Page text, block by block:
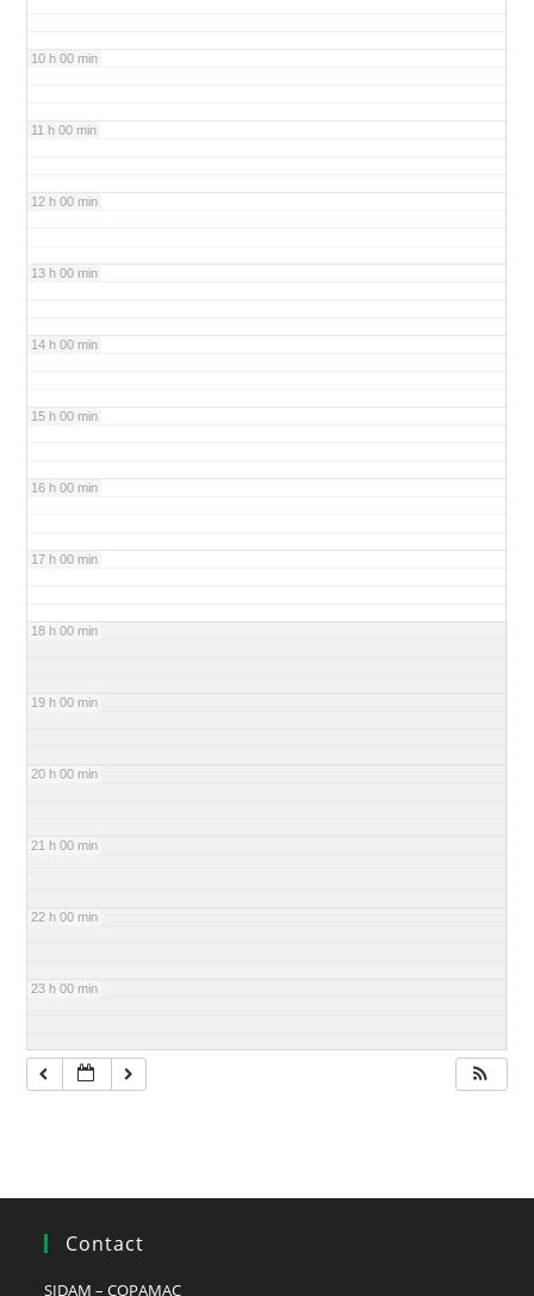
10 h 00 min
11 h 00 min
12 h 00 min
13 h 00 min
14 h 00 min
15 h 00 min
16 h 00 min
17 h 00 min
18 h 00 min
19 h 00 min
20 h 00 min
21 h 00 min
22 h 00 min
23 h 00 min
Contact
SIDAM – COPAMAC